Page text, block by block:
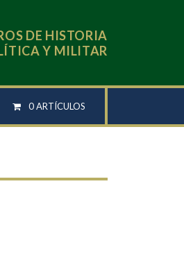
DE HISTORIA
Y MILITAR
0 ARTÍCULOS